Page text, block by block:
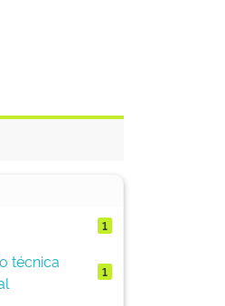
1
técnica
1